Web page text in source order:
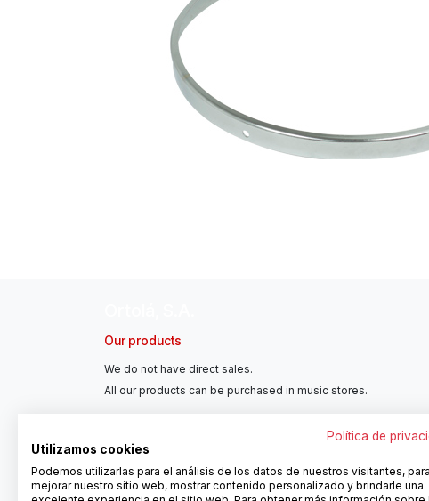
Our products
We do not have direct sales.
All our products can be purchased in music stores.
Política de
Utilizamos cookies
Podemos utilizarlas para el análisis de los datos de nuestros visitantes, para
mejorar nuestro sitio web, mostrar contenido personalizado y brindarle una